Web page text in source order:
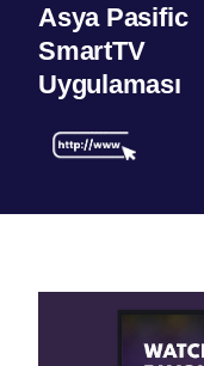
Asya Pasific
SmartTV
Uygulaması